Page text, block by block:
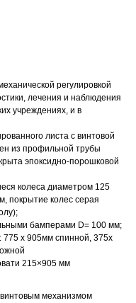
регулировкой
лечения и наблюдения
учреждениях, и в
листа с винтовой
из профильной трубы
эпоксидно-порошковой
колеса диаметром 125
покрытие колес серая
бамперами D= 100 мм;
х 905мм спинной, 375х
215×905 мм
винтовым механизмом